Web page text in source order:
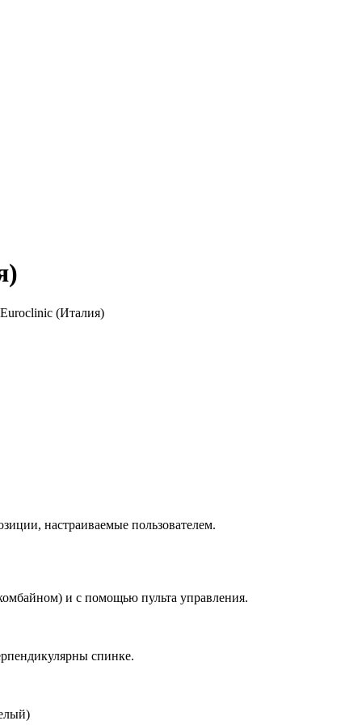
(Италия)
настраиваемые пользователем.
и с помощью пульта управления.
спинке.